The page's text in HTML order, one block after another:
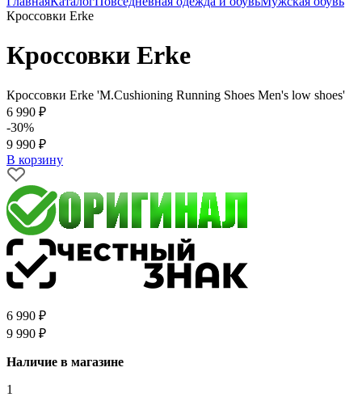
Кроссовки Erke
Кроссовки Erke
Кроссовки Erke 'M.Cushioning Running Shoes Men's low shoes'
6 990 ₽
-30%
9 990 ₽
В корзину
6 990 ₽
9 990 ₽
Наличие в магазине
1